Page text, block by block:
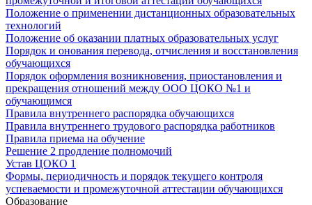
Положение о применении дистанционных образовательных
технологий
Положение об оказании платных образовательных услуг
Порядок и онования перевода, отчисления и восстановления
обучающихся
Порядок оформления возникновения, приостановления и
прекращения отношений между ООО ЦОКО №1 и
обучающимся
Правила внутреннего распорядка обучающихся
Правила внутреннего трудового распорядка работников
Правила приема на обучение
Решение 2 продление полномочий
Устав ЦОКО 1
Формы, периодичность и порядок текущего контроля
успеваемости и промежуточной аттестации обучающихся
Образование